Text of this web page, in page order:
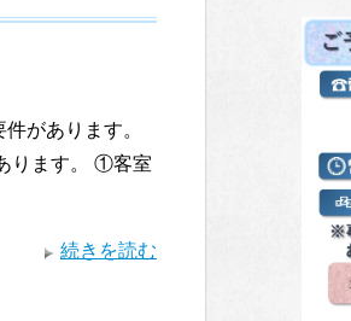
件があります。
ります。 ①客室
続きを読む